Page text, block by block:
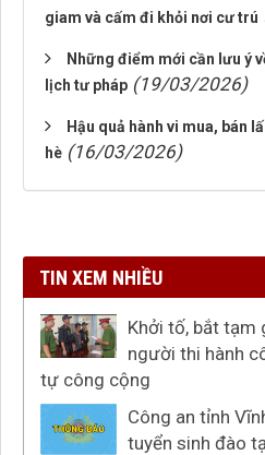
giam và cấm đi khỏi nơi cư trú
Những điểm mới cần lưu ý
lịch tư pháp (19/03/2026)
Hậu quả hành vi mua, bán
hè (16/03/2026)
TIN XEM NHIỀU
Khởi tố, bắt
người thi hành
tự công cộng
Công an tỉnh
tuyển sinh đào